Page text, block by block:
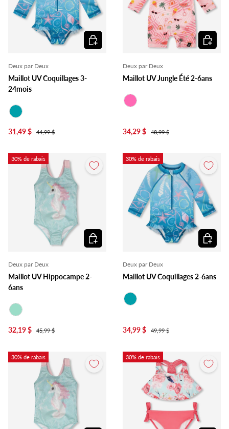
Deux par Deux
Maillot UV Coquillages 3-
24mois
31,49 $
44,99 $
Choisir les options
Deux par Deux
Maillot UV Jungle Été 2-6ans
34,29 $ 48,99 $
Choisir
30% de rabais
Deux par Deux
Maillot UV Hippocampe 2-
6ans
32,19 $
45,99 $
Choisir les options
30% de rabais
Deux par Deux
Maillot UV Coquillages 2-6ans
34,99 $ 49,99 $
Choisir
30% de rabais 30% de rabais